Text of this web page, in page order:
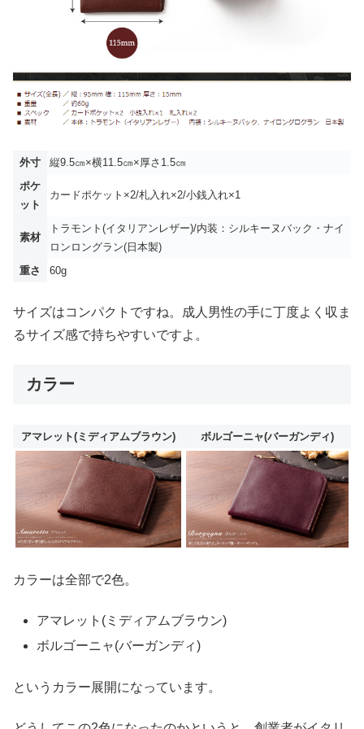
外寸
縦9.5㎝×横11.5㎝×厚さ1.5㎝
ポケ
ット
カードポケット×2/札入れ×2/小銭入れ×1
素材
トラモント(イタリアンレザー)/内装：シルキーヌバック・ナイ
ロンロングラン(日本製)
重さ
60g
サイズはコンパクトですね。成人男性の手に丁度よく収ま
るサイズ感で持ちやすいですよ。
カラー
アマレット(ミディアムブラウン) ボルゴーニャ(バーガンディ)
カラーは全部で2色。
アマレット(ミディアムブラウン)
ボルゴーニャ(バーガンディ)
というカラー展開になっています。